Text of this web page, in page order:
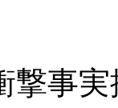
撃事実